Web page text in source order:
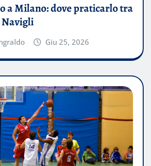
a Milano: dove praticarlo tra
Navigli
Giu 25, 2026